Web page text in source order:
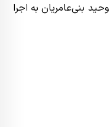
بنی‌عامریان به اجرا